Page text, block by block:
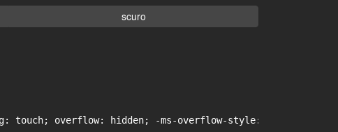
scuro
touch; overflow: hidden; -ms-overflow-style: -ms-